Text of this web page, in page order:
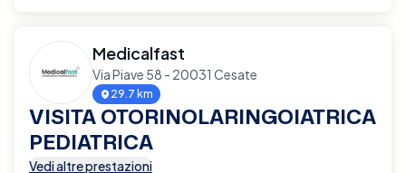
Medicalfast
Via Piave 58 - 20031 Cesate
29.7 km
VISITA OTORINOLARINGOIATRICA
PEDIATRICA
Vedi altre prestazioni